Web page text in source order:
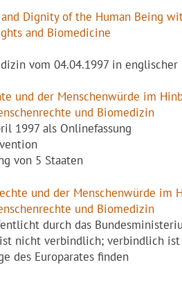
Dignity of the Human Being
and Biomedicine
vom 04.04.1997 in englischer
und der Menschenwürde im
und Biomedizin
1997 als Onlinefassung
von 5 Staaten
und der Menschenwürde im
und Biomedizin
durch das
nicht verbindlich; verbindlich
des Europarates finden